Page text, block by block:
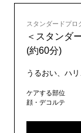
スタンダードプロ
＜スタンダ
(約60分)
うるおい、ハ
ケアする部位
顔・デコルテ